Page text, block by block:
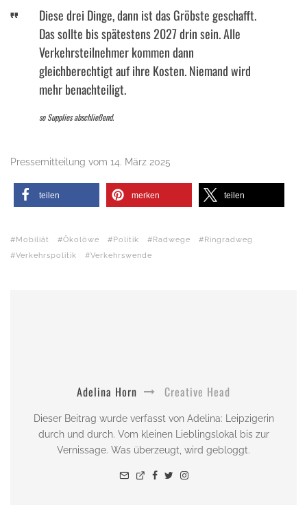
Diese drei Dinge, dann ist das Gröbste geschafft.
Das sollte bis spätestens 2027 drin sein. Alle
Verkehrsteilnehmer kommen dann
gleichberechtigt auf ihre Kosten. Niemand wird
mehr benachteiligt.
so Supplies abschließend.
Pressemitteilung vom 14. März 2025
teilen merken teilen
Mobiliät Ökolöwe Politik Radwege
Ringradweg
Verkehrspolitik
Verkehrswende
Adelina Horn Creative Head
Dieser Beitrag wurde verfasst von Adelina: Leipzigerin
durch und durch. Vom kleinen Lieblingslokal bis zur
Vernissage. Was überzeugt, wird gebloggt.